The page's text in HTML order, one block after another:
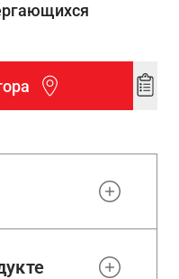
Add